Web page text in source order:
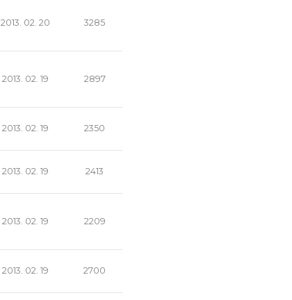
2013. 02. 20 3285
2013. 02. 19 2897
2013. 02. 19 2350
2013. 02. 19 2413
2013. 02. 19 2209
2013. 02. 19 2700